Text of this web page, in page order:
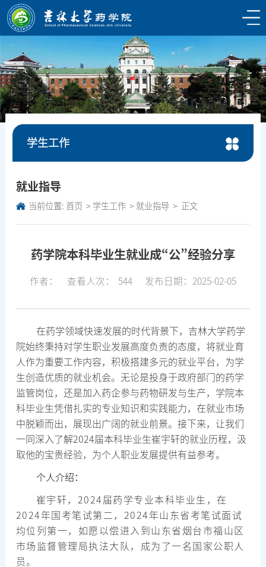
学生工作
就业指导
当前位置: 首页 学生工作 就业指导 正文
药学院本科毕业生就业成“公”经验分享
作者： 查看人次： 544 发布日期：2025-02-05
在药学领域快速发展的时代背景下，吉林大学药学
院始终秉持对学生职业发展高度负责的态度，将就业育
人作为重要工作内容，积极搭建多元的就业平台，为学
生创造优质的就业机会。无论是投身于政府部门的药学
监管岗位，还是加入药企参与药物研发与生产，学院本
科毕业生凭借扎实的专业知识和实践能力，在就业市场
中脱颖而出，展现出广阔的就业前景。接下来，让我们
一同深入了解2024届本科毕业生崔宇轩的就业历程，汲
取他的宝贵经验，为个人职业发展提供有益参考。
个人介绍：
崔宇轩，2024届药学专业本科毕业生，在
2024年国考笔试第二，2024年山东省考笔试面试
均位列第一，如愿以偿进入到山东省烟台市福山区
市场监督管理局执法大队，成为了一名国家公职人
员。